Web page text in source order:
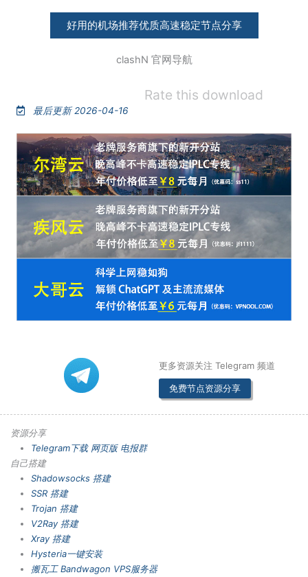
好用的机场推荐优质高速稳定节点分享
clashN 官网导航
Rate this download
最后更新 2026-04-16
更多资源关注 Telegram 频道
免费节点资源分享
资源分享
Telegram下载 网页版 电报群
自己搭建
Shadowsocks 搭建
SSR 搭建
Trojan 搭建
V2Ray 搭建
Xray 搭建
Hysteria一键安装
搬瓦工 Bandwagon VPS服务器